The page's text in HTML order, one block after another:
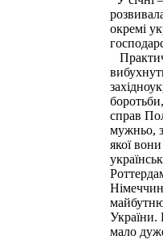
окремі
справ
мужньо,
якої
України.
мало